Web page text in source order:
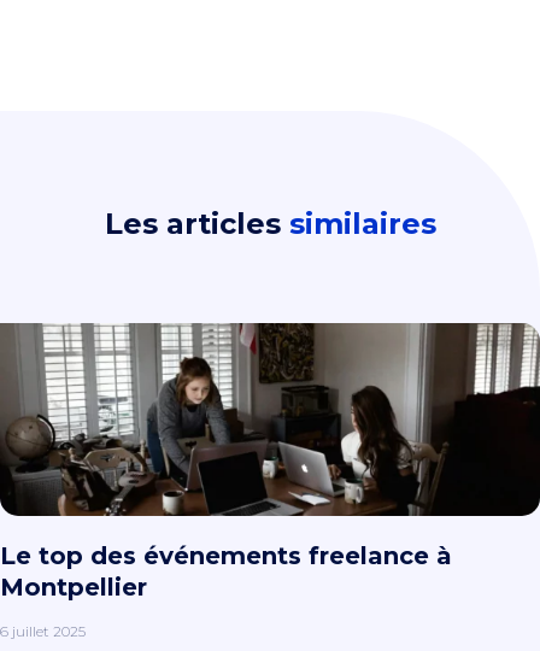
Les articles similaires
Le top des événements freelance à
Montpellier
6 juillet 2025